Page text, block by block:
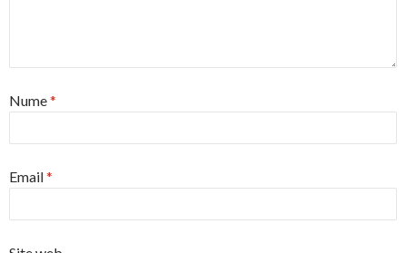
Nume*
Email*